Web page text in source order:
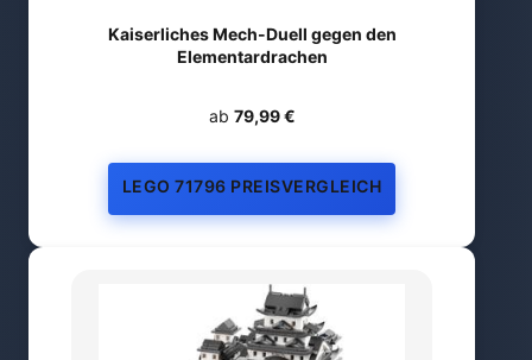
Kaiserliches Mech-Duell gegen den
Elementardrachen
ab 79,99 €
LEGO 71796 PREISVERGLEICH